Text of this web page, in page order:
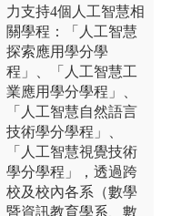
力支持4個人工智慧相
關學程：「人工智慧
探索應用學分學
程」、「人工智慧工
業應用學分學程」、
「人工智慧自然語言
技術學分學程」、
「人工智慧視覺技術
學分學程」，透過跨
校及校內各系（數學
暨資訊教育學系、數